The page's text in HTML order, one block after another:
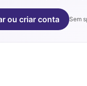
ou criar conta Sem